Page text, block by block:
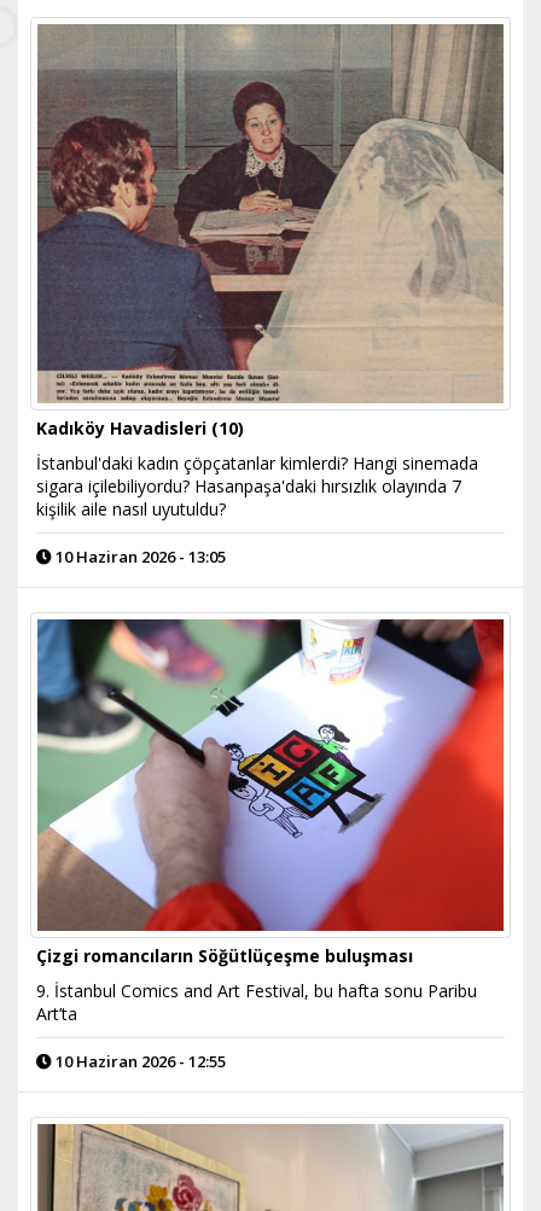
Kadıköy Havadisleri (10)
İstanbul'daki kadın çöpçatanlar kimlerdi? Hangi sinemada
sigara içilebiliyordu? Hasanpaşa'daki hırsızlık olayında 7
kişilik aile nasıl uyutuldu?
10 Haziran 2026 - 13:05
Çizgi romancıların Söğütlüçeşme buluşması
9. İstanbul Comics and Art Festival, bu hafta sonu Paribu
Art’ta
10 Haziran 2026 - 12:55